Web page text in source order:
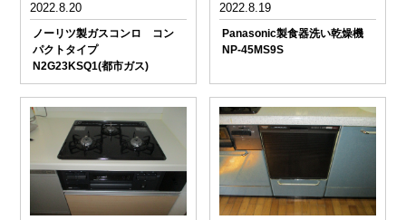
2022.8.20
ノーリツ製ガスコンロ コン
パクトタイプ
N2G23KSQ1(都市ガス)
2022.8.19
Panasonic製食器洗い乾燥機
NP-45MS9S